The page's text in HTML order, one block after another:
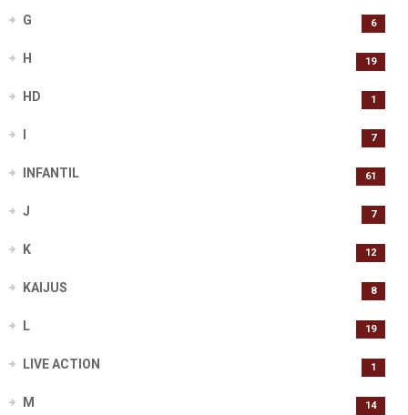
G 6
H 19
HD 1
7
INFANTIL 61
J 7
K 12
KAIJUS 8
L 19
LIVE ACTION 1
M 14